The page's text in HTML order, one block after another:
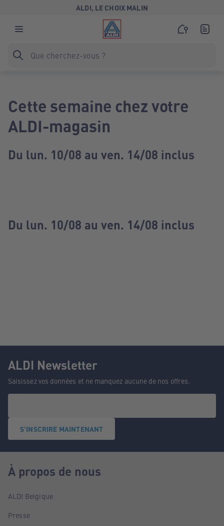
ALDI, LE CHOIX MALIN
Cette semaine chez votre
ALDI-magasin
Du lun. 10/08 au ven. 14/08 inclus
Du lun. 10/08 au ven. 14/08 inclus
ALDI Newsletter
Saisissez vos données et ne manquez aucune de nos offres.
S'INSCRIRE MAINTENANT
À propos de nous
ALDI Belgique
Presse